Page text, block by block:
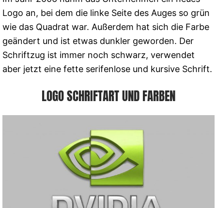
Logo an, bei dem die linke Seite des Auges so grün
wie das Quadrat war. Außerdem hat sich die Farbe
geändert und ist etwas dunkler geworden. Der
Schriftzug ist immer noch schwarz, verwendet
aber jetzt eine fette serifenlose und kursive Schrift.
LOGO SCHRIFTART UND FARBEN